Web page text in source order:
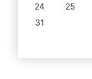
24
25
31